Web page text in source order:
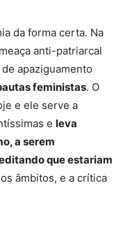
da forma certa. Na
anti-patriarcal
apaziguamento
feministas. O
e ele serve a
e leva
a serem
que estariam
âmbitos, e a crítica